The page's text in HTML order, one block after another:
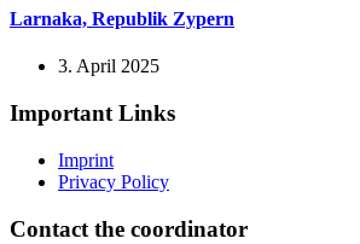
Larnaka, Republik Zypern
3. April 2025
Important Links
Imprint
Privacy Policy
Contact the coordi­nator